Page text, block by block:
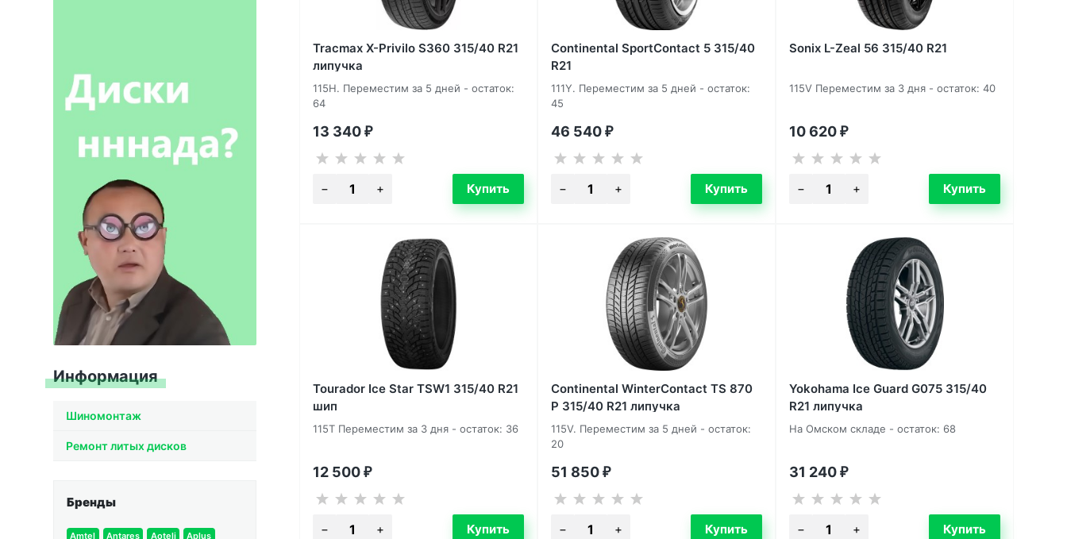
Информация
Шиномонтаж
Ремонт литых дисков
Бренды
Amtel Antares Aoteli
Aplus
Tracmax X-Privilo S360 315/40 R21
липучка
115H. Переместим за 5 дней - остаток:
64
13 340 ₽
Continental SportContact 5 315/40
R21
111Y. Переместим за 5 дней - остаток:
45
46 540 ₽
Sonix L-Zeal 56 315/40 R21
115V Переместим за 3 дня - остаток: 40
10 620 ₽
Tourador Ice Star TSW1 315/40 R21
шип
115T Переместим за 3 дня - остаток: 36
12 500 ₽
Continental WinterContact TS 870
P 315/40 R21 липучка
115V. Переместим за 5 дней - остаток:
20
51 850 ₽
Yokohama Ice Guard G075 315/40
R21 липучка
На Омском складе - остаток: 68
31 240 ₽